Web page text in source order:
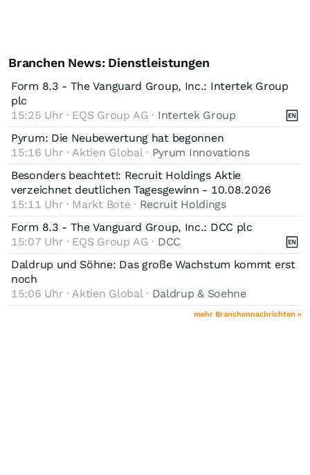
Branchen News: Dienstleistungen
Form 8.3 - The Vanguard Group, Inc.: Intertek Group
plc
15:25 Uhr · EQS Group AG · Intertek Group
Pyrum: Die Neubewertung hat begonnen
15:16 Uhr · Aktien Global · Pyrum Innovations
Besonders beachtet!: Recruit Holdings Aktie
verzeichnet deutlichen Tagesgewinn - 10.08.2026
15:11 Uhr · Markt Bote · Recruit Holdings
Form 8.3 - The Vanguard Group, Inc.: DCC plc
15:07 Uhr · EQS Group AG · DCC
Daldrup und Söhne: Das große Wachstum kommt erst
noch
15:06 Uhr · Aktien Global · Daldrup & Soehne
mehr Branchennachrichten »